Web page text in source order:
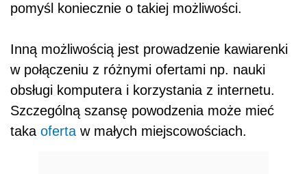
pomyśl koniecznie o takiej możliwości.
Inną możliwością jest prowadzenie kawiarenki
w połączeniu z różnymi ofertami np. nauki
obsługi komputera i korzystania z internetu.
Szczególną szansę powodzenia może mieć
taka oferta w małych miejscowościach.